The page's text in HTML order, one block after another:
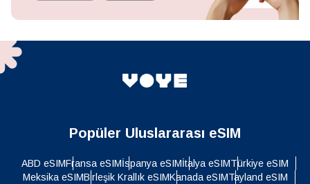
Popüler Uluslararası eSIM
ABD eSIMFransa eSIMİspanya eSIMİtalya eSIMTürkiye eSIM
Meksika eSIMBirleşik Krallık eSIMKanada eSIMTayland eSIM